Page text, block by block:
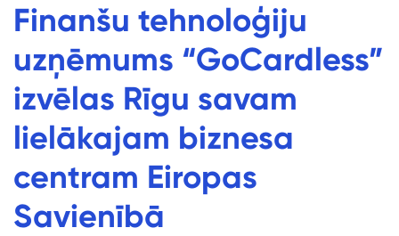
Finanšu tehnoloģiju
uzņēmums “GoCardless”
izvēlas Rīgu savam
lielākajam biznesa
centram Eiropas
Savienībā